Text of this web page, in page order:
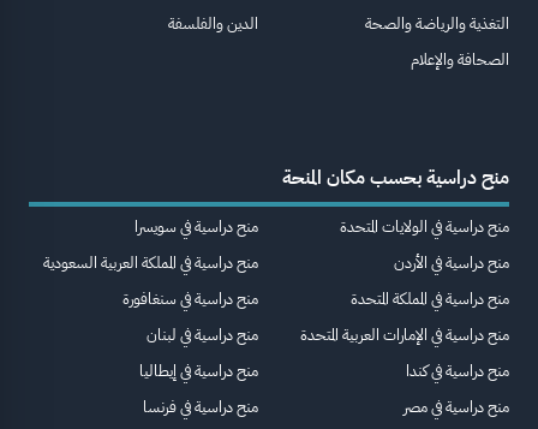
التغذية والرياضة والصحة
الصحافة والإعلام
الدين والفلسفة
منح دراسية بحسب مكان المنحة
منح دراسية في الولايات المتحدة
منح دراسية في الأردن
منح دراسية في المملكة المتحدة
منح دراسية في الإمارات العربية المتحدة
منح دراسية في كندا
منح دراسية في مصر
منح دراسية في سويسرا
منح دراسية في المملكة العربية السعودية
منح دراسية في سنغافورة
منح دراسية في لبنان
منح دراسية في إيطاليا
منح دراسية في فرنسا